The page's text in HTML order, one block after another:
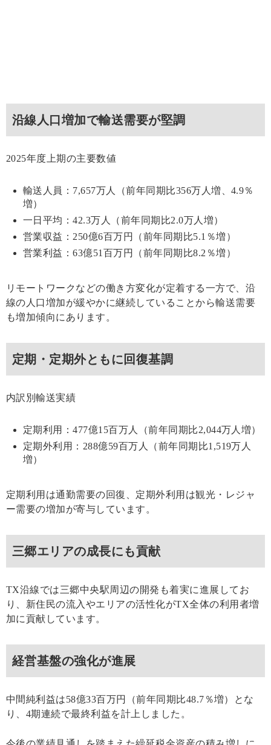
沿線人口増加で輸送需要が堅調
2025年度上期の主要数値
輸送人員：7,657万人（前年同期比356万人増、4.9％
増）
一日平均：42.3万人（前年同期比2.0万人増）
営業収益：250億6百万円（前年同期比5.1％増）
営業利益：63億51百万円（前年同期比8.2％増）
リモートワークなどの働き方変化が定着する一方で、沿
線の人口増加が緩やかに継続していることから輸送需要
も増加傾向にあります。
定期・定期外ともに回復基調
内訳別輸送実績
定期利用：477億15百万人（前年同期比2,044万人増）
定期外利用：288億59百万人（前年同期比1,519万人
増）
定期利用は通勤需要の回復、定期外利用は観光・レジャ
ー需要の増加が寄与しています。
三郷エリアの成長にも貢献
TX沿線では三郷中央駅周辺の開発も着実に進展してお
り、新住民の流入やエリアの活性化がTX全体の利用者増
加に貢献しています。
経営基盤の強化が進展
中間純利益は58億33百万円（前年同期比48.7％増）とな
り、4期連続で最終利益を計上しました。